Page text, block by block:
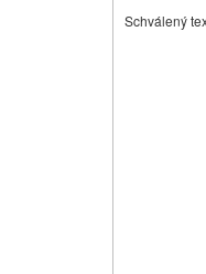
Schválený